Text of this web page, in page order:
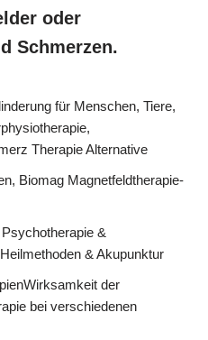
oder
Schmerzen.
für Menschen, Tiere,
Therapie Alternative
Biomag Magnetfeldtherapie-
&
& Akupunktur
der
bei verschiedenen